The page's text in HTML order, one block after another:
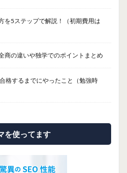
を5ステップで解説！（初期費用は
商の違いや独学でのポイントまとめ
格するまでにやったこと（勉強時
を使ってます